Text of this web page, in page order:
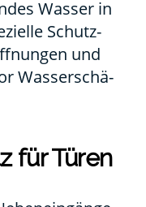
Was­ser in
Schutz­
und
Was­ser­schä­
für Türen